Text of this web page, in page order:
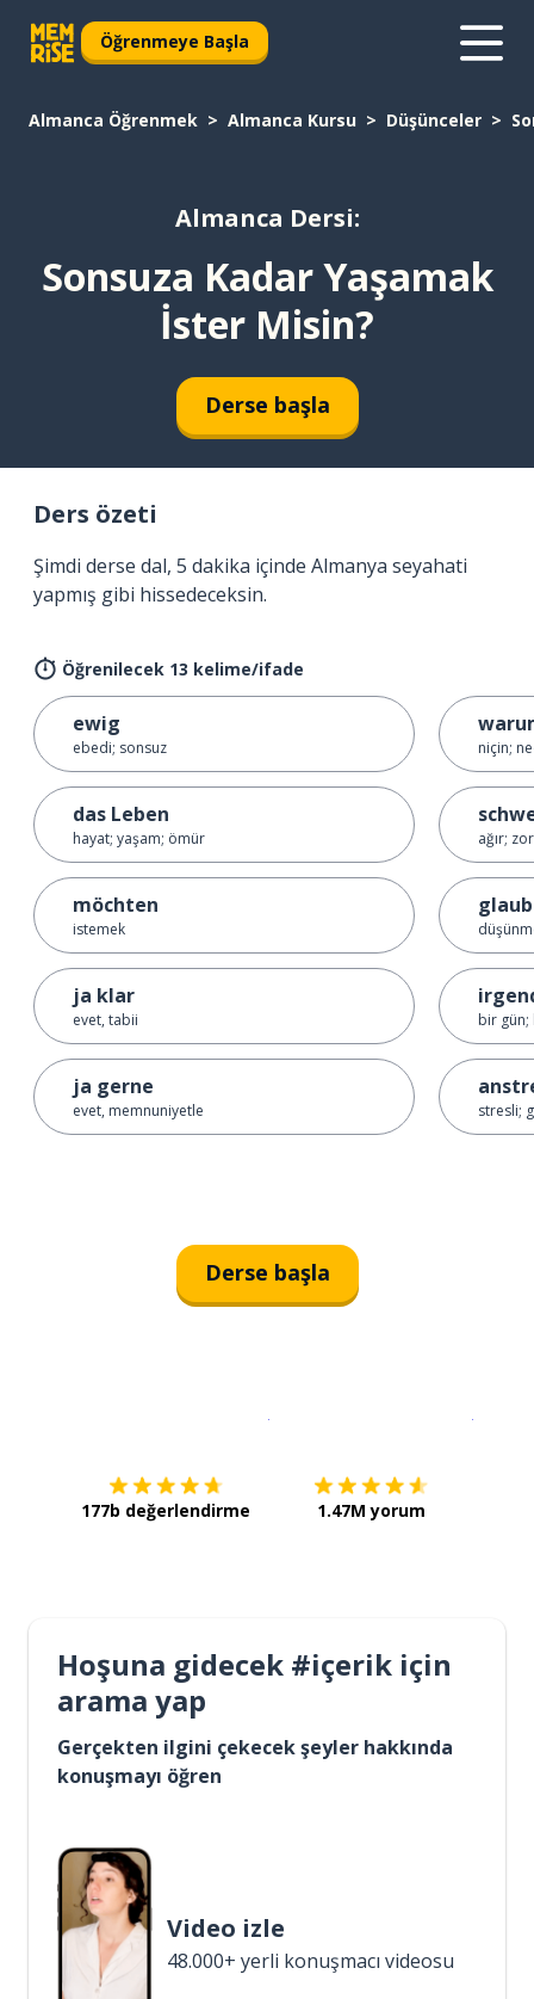
Öğrenmeye Başla
Almanca Öğrenmek Almanca Kursu Düşünceler
Almanca Dersi:
Sonsuza Kadar Yaşamak
İster Misin?
Derse başla
Ders özeti
Şimdi derse dal, 5 dakika içinde Almanya seyahati
yapmış gibi hissedeceksin.
Öğrenilecek 13 kelime/ifade
ewig
ebedi; sonsuz
das Leben
hayat; yaşam; ömür
möchten
istemek
ja klar
evet, tabii
ja gerne
evet, memnuniyetle
niçin;
ağır; zor
bir
stresli;
Derse başla
177b değerlendirme 1.47M yorum
Hoşuna gidecek #içerik için
arama yap
Gerçekten ilgini çekecek şeyler hakkında
konuşmayı öğren
Video izle
48.000+ yerli konuşmacı videosu